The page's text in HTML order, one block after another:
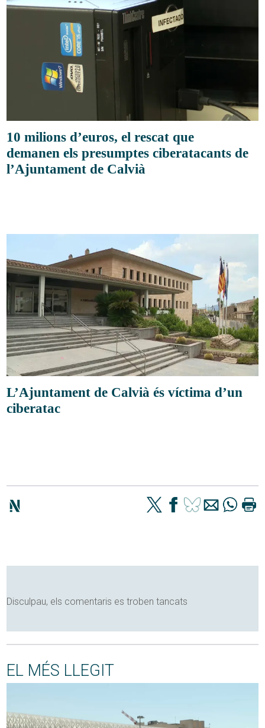
10 milions d’euros, el rescat que
demanen els presumptes ciberatacants de
l’Ajuntament de Calvià
L’Ajuntament de Calvià és víctima d’un
ciberatac
Disculpau, els comentaris es troben tancats
EL MÉS LLEGIT